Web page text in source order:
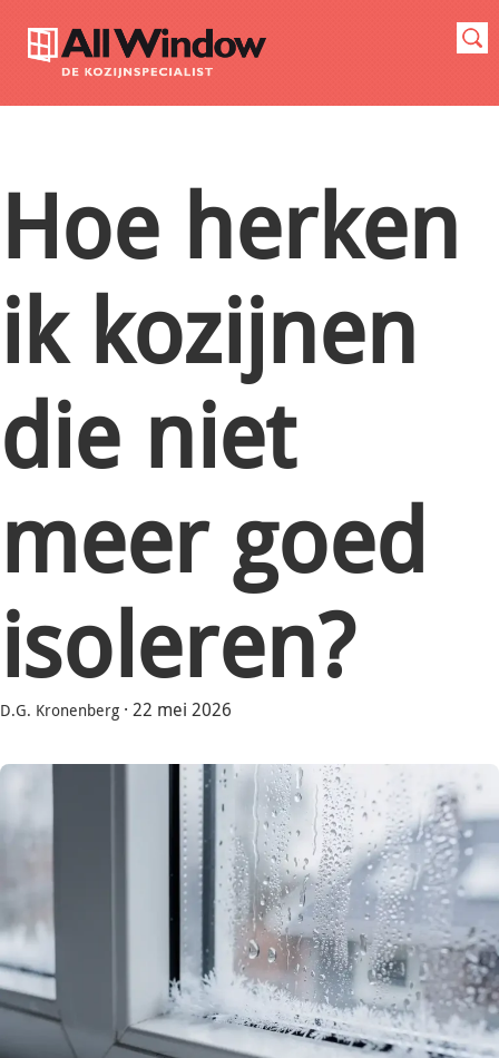
Hoe herken
ik kozijnen
die niet
meer goed
isoleren?
D.G. Kronenberg · 22 mei 2026